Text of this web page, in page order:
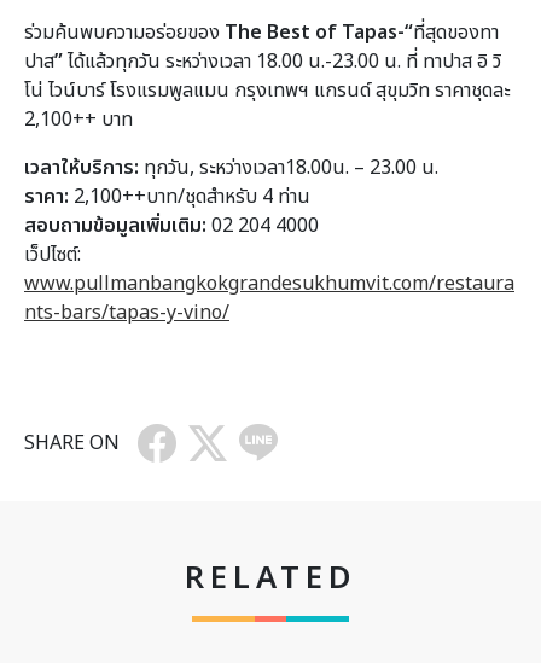
ร่วมค้นพบความอร่อยของ The Best of Tapas-“ที่สุดของทา
ปาส”ได้แล้วทุกวัน ระหว่างเวลา 18.00 น.-23.00 น. ที่ ทาปาส อิ วิ
โน่ ไวน์บาร์ โรงแรมพูลแมน กรุงเทพฯ แกรนด์ สุขุมวิท ราคาชุดละ
2,100++ บาท
เวลาให้บริการ: ทุกวัน, ระหว่างเวลา18.00น. – 23.00 น.
ราคา: 2,100++บาท/ชุดสำหรับ 4 ท่าน
สอบถามข้อมูลเพิ่มเติม: 02 204 4000
เว็ปไซต์:
www.pullmanbangkokgrandesukhumvit.com/restaura
nts-bars/tapas-y-vino/
SHARE ON
RELATED